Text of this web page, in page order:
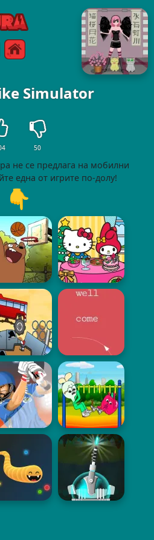
Simulator
50
не се предлага на мобилни
една от игрите по-долу!
👇